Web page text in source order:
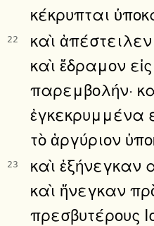
κέκρυπται
22
καὶ
καὶ ἔδραμον
παρεμβολήν·
ἐγκεκρυμμένα
τὸ ἀργύριον
23
καὶ ἐξήνεγκαν
καὶ ἤνεγκαν
πρεσβυτέρους